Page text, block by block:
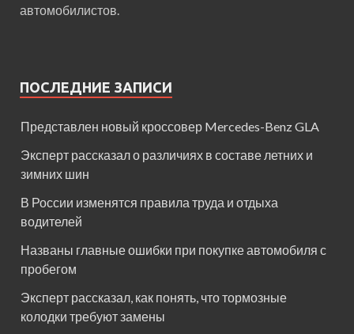
автомобилистов.
ПОСЛЕДНИЕ ЗАПИСИ
Представлен новый кроссовер Mercedes-Benz GLA
Эксперт рассказал о различиях в составе летних и
зимних шин
В России изменятся правила труда и отдыха
водителей
Названы главные ошибки при покупке автомобиля с
пробегом
Эксперт рассказал, как понять, что тормозные
колодки требуют замены